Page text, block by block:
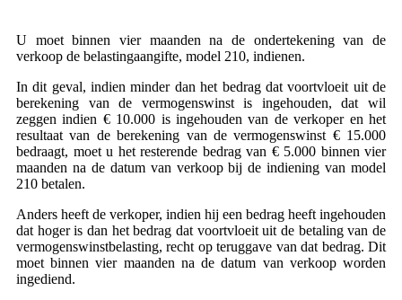
U moet binnen vier maanden na de ondertekening van de
verkoop de belastingaangifte, model 210, indienen.
In dit geval, indien minder dan het bedrag dat voortvloeit uit de
berekening van de vermogenswinst is ingehouden, dat wil
zeggen indien € 10.000 is ingehouden van de verkoper en het
resultaat van de berekening van de vermogenswinst € 15.000
bedraagt, moet u het resterende bedrag van € 5.000 binnen vier
maanden na de datum van verkoop bij de indiening van model
210 betalen.
Anders heeft de verkoper, indien hij een bedrag heeft ingehouden
dat hoger is dan het bedrag dat voortvloeit uit de betaling van de
vermogenswinstbelasting, recht op teruggave van dat bedrag. Dit
moet binnen vier maanden na de datum van verkoop worden
ingediend.